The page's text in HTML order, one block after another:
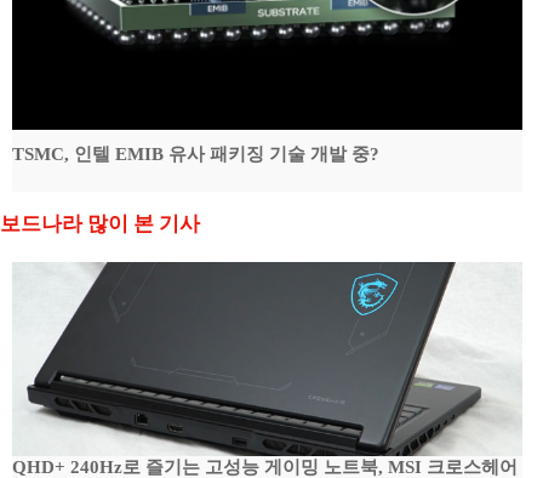
TSMC, 인텔 EMIB 유사 패키징 기술 개발 중?
보드나라 많이 본 기사
QHD+ 240Hz로 즐기는 고성능 게이밍 노트북, MSI 크로스헤어